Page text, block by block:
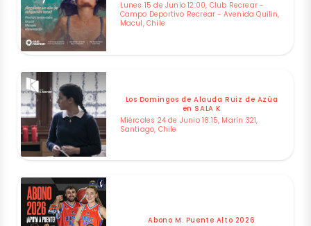
Lunes 15 de Junio 12:00, Club Recrear -
Campo Deportivo Recrear - Avenida Quilin,
Macul, Chile
Los Domingos de Alauda Ruiz de Azúa
en SALA K
Miércoles 24 de Junio 18:15, Marín 321,
Santiago, Chile
Abono M. Puente Alto 2026